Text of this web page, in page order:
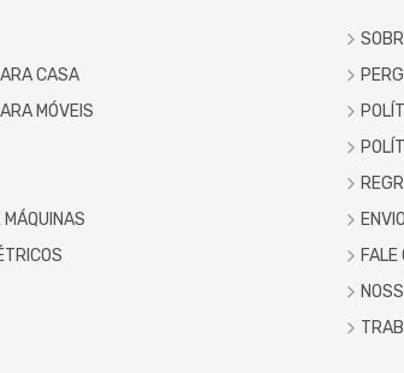
CASA
MÓVEIS
MÁQUINAS
FALE